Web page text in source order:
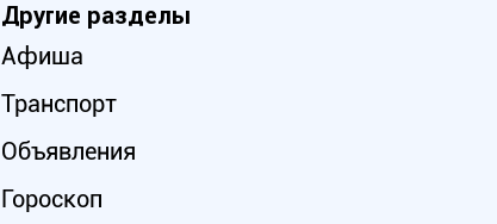
Другие разделы
Афиша
Транспорт
Объявления
Гороскоп